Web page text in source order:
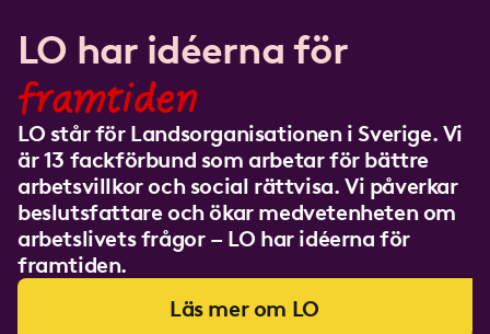
LO har idéerna för
framtiden
LO står för Landsorganisationen i Sverige. Vi
är 13 fackförbund som arbetar för bättre
arbetsvillkor och social rättvisa. Vi påverkar
beslutsfattare och ökar medvetenheten om
arbetslivets frågor – LO har idéerna för
framtiden.
Läs mer om LO